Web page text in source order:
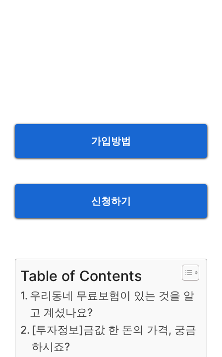
가입방법
신청하기
Table of Contents
우리동네 무료보험이 있는 것을 알
고 계셨나요?
[투자정보]금값 한 돈의 가격, 궁금
하시죠?